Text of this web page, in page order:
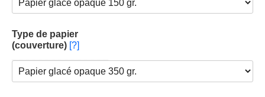
Type de papier
(couverture) [?]